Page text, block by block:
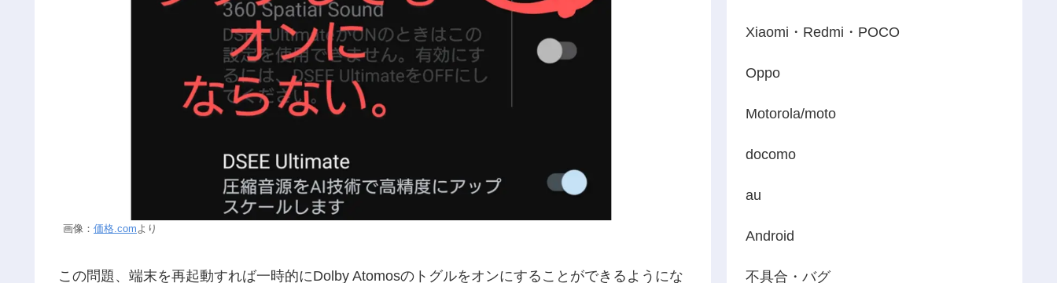
画像： 価格.comより
この問題、端末を再起動すれば一時的にDolby Atomosのトグルをオンにすることができるようにな
Xiaomi・Redmi・POCO
Oppo
Motorola/moto
docomo
au
Android
不具合・バグ